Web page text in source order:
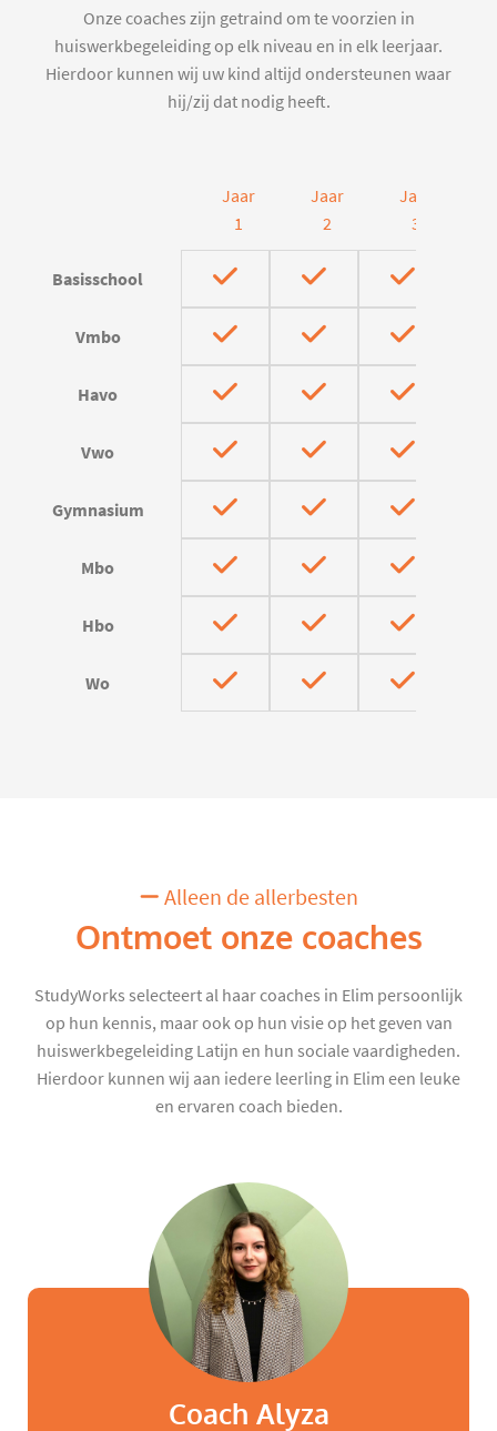
Onze coaches zijn getraind om te voorzien in
huiswerkbegeleiding op elk niveau en in elk leerjaar.
Hierdoor kunnen wij uw kind altijd ondersteunen waar
hij/zij dat nodig heeft.
Jaar
1
Jaar
2
Jaar
3
Basisschool
Vmbo
Havo
Vwo
Gymnasium
Mbo
Hbo
Wo
Alleen de allerbesten
Ontmoet onze coaches
StudyWorks selecteert al haar coaches in Elim persoonlijk
op hun kennis, maar ook op hun visie op het geven van
huiswerkbegeleiding Latijn en hun sociale vaardigheden.
Hierdoor kunnen wij aan iedere leerling in Elim een leuke
en ervaren coach bieden.
Coach Alyza